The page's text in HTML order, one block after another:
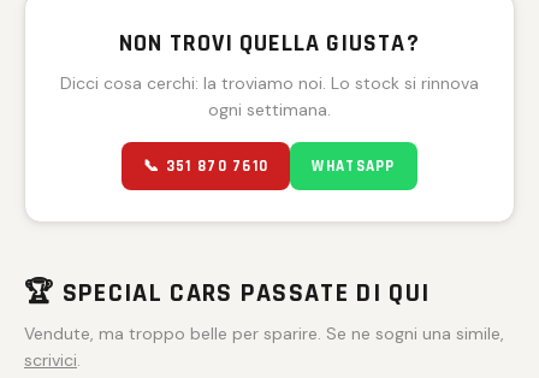
NON TROVI QUELLA GIUSTA?
Dicci cosa cerchi: la troviamo noi. Lo stock si rinnova
ogni settimana.
📞 351 870 7610 WHATSAPP
🏆 SPECIAL CARS PASSATE DI QUI
Vendute, ma troppo belle per sparire. Se ne sogni una simile,
scrivici.